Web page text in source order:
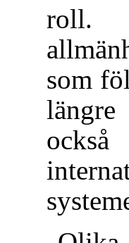
roll.
som